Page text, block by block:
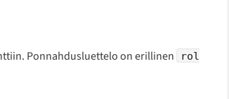
Ponnahdusluettelo on erillinen
rol